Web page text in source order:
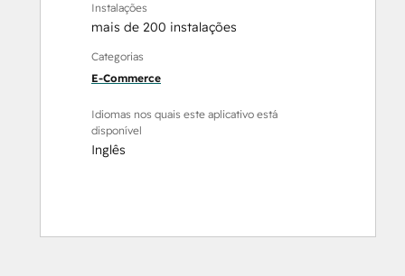
Instalações
mais de 200 instalações
Categorias
E-Commerce
Idiomas nos quais este aplicativo está
disponível
Inglês